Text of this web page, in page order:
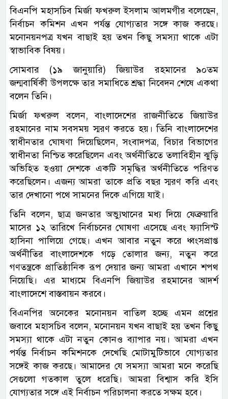
বিএনপি মহাসচিব মির্জা ফখরুল ইসলাম আলমগীর বলেছেন,
নির্বাচন কমিশন এখন পর্যন্ত যোগ্যতার সঙ্গে কাজ করছে।
মনোনয়নপত্র যখন বাছাই হয় তখন কিছু সমস্যা থাকে এটা
স্বাভাবিক বিষয়।
সোমবার (১৯ জানুয়ারি) জিয়াউর রহমানের ৯০তম
জন্মবার্ষিকী উপলক্ষে তার সমাধিতে শ্রদ্ধা নিবেদন শেষে একথা
বলেন তিনি।
মির্জা ফখরুল বলেন, বাংলাদেশের রাজনীতিতে জিয়াউর
রহমানের নাম সবসময় স্মরণ করতে হয়। তিনি বাংলাদেশের
স্বাধীনতার ঘোষণা দিয়েছিলেন, সংবাদপত্র, বিচার বিভাগের
স্বাধীনতা নিশ্চিত করেছিলেন এবং অর্থনীতিতে তলাবিহীন ঝুড়ি
অভিহিত হওয়া দেশকে একটি সমৃদ্ধির অর্থনীতিতে পরিণত
করেছিলেন। এজন্য আমরা তাকে প্রতি বছর স্মরণ করি এবং
তার দেখানো পথে সামনের দিকে এগিয়ে যাই।
তিনি বলেন, ছাত্র জনতার অভ্যুত্থানের মধ্য দিয়ে ফেব্রুয়ারি
মাসের ১২ তারিখে নির্বাচনের ঘোষণা এসেছে এবং ফ্যাসিস্ট
হাসিনা পালিয়ে গেছে। এখন আবার নতুন করে ধ্বংসপ্রাপ্ত
অর্থনীতির বাংলাদেশকে গড়ে তোলার জন্য, নতুন করে
গণতন্ত্রকে প্রাতিষ্ঠানিক রূপ দেয়ার জন্য আমরা এখানে শপথ
নিয়েছি। এর মাধ্যমে বিএনপি জিয়াউর রহমানের আদর্শ
বাংলাদেশে বাস্তবায়ন করবে।
বিএনপির অনেকের মনোনয়ন বাতিল হচ্ছে এমন প্রশ্নের
জবাবে মহাসচিব বলেন, মনোনয়ন যখন বাছাই হয় তখন কিছু
সমস্যা থাকে এটা নতুন কোনও ব্যাপার নয়। আমরা এখন
পর্যন্ত নির্বাচন কমিশনকে দেখেছি মোটামুটিভাবে যোগ্যতার
সঙ্গেই কাজ করছে। আমাদের যে সমস্যা আমরা মনে করেছি
সেগুলো গতকাল তুলে ধরেছি। আমরা বিশ্বাস করি ইসি
যোগ্যতার সঙ্গে এই নির্বাচন পরিচালনা করতে সক্ষম হবে।